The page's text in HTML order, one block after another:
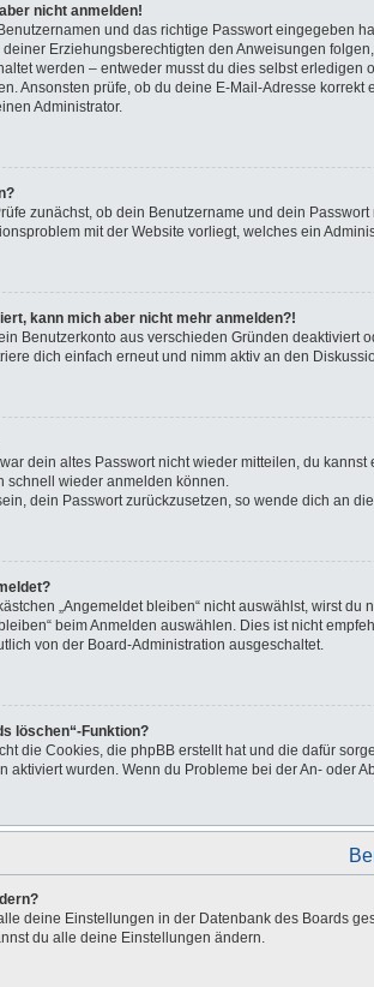
nicht anmelden!
und das richtige Passwort eingegeben
Erziehungsberechtigten den Anweisungen
werden – entweder musst du dies selbst
Ansonsten prüfe, ob du deine E-Mail-Adresse
Administrator.
zunächst, ob dein Benutzername und dein
mit der Website vorliegt, welches ein
kann mich aber nicht mehr anmelden?!
Benutzerkonto aus verschieden Gründen
dich einfach erneut und nimm aktiv an den
dein altes Passwort nicht wieder mitteilen, du
schnell wieder anmelden können.
dein Passwort zurückzusetzen, so wende dich an
„Angemeldet bleiben“ nicht auswählst, wirst
beim Anmelden auswählen. Dies ist nicht
von der Board-Administration ausgeschaltet.
löschen“-Funktion?
die Cookies, die phpBB erstellt hat und die dafür
aktiviert wurden. Wenn du Probleme bei der An- oder
deine Einstellungen in der Datenbank des Boards
du alle deine Einstellungen ändern.